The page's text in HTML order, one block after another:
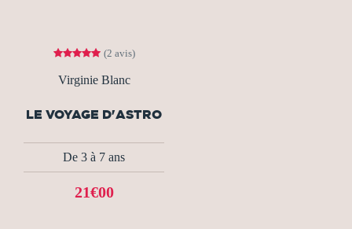
(2 avis)
Virginie Blanc
LE VOYAGE D'ASTRO
De 3 à 7 ans
21€00